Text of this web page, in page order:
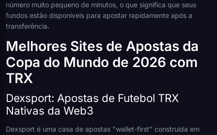
número muito pequeno de minutos, o que significa que seus
fundos estão disponíveis para apostar rapidamente após a
transferência.
Melhores Sites de Apostas da
Copa do Mundo de 2026 com
TRX
Dexsport: Apostas de Futebol TRX
Nativas da Web3
Dexsport é uma casa de apostas "wallet-first" construída em